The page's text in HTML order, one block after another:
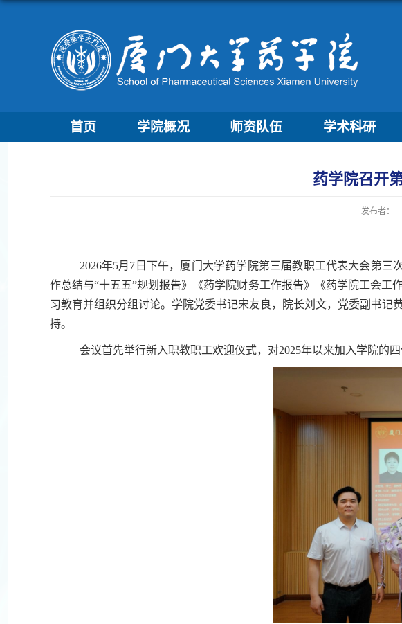
首页 学院概况 师资队伍 学术科研
药学院召开
发布者：
2026年5月7日下午，厦门大学药学院第三届教职工代表大会第
作总结与“十五五”规划报告》《药学院财务工作报告》《药学院工会
习教育并组织分组讨论。学院党委书记宋友良，院长刘文，党委副书
持。
会议首先举行新入职教职工欢迎仪式，对2025年以来加入学院的四